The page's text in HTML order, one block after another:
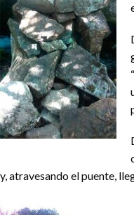
y, atravesando el puente,